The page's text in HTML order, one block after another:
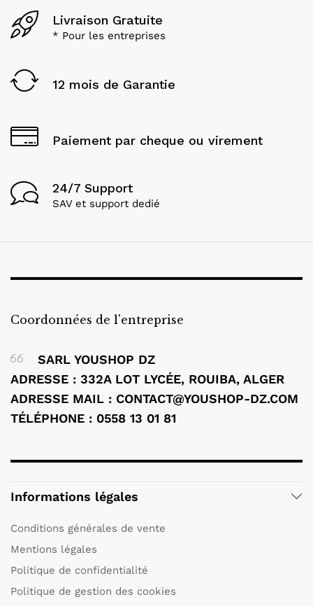
Livraison Gratuite
* Pour les entreprises
12 mois de Garantie
Paiement par cheque ou virement
24/7 Support
SAV et support dedié
Coordonnées de l'entreprise
SARL YOUSHOP DZ
ADRESSE : 332A LOT LYCÉE, ROUIBA, ALGER
ADRESSE MAIL : CONTACT@YOUSHOP-DZ.COM
TÉLÉPHONE : 0558 13 01 81
Informations légales
Conditions générales de vente
Mentions légales
Politique de confidentialité
Politique de gestion des cookies